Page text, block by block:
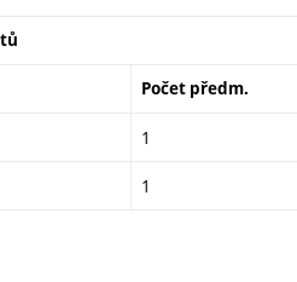
Počet předm.
1
1